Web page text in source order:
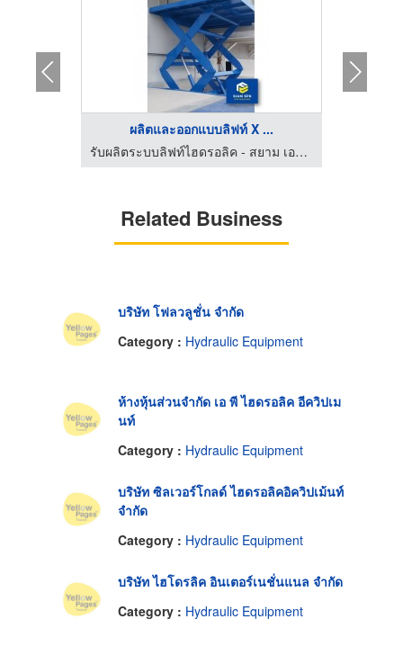
ผลิตและออกแบบลิฟท์ X ...
รับผลิตระบบลิฟท์ไฮดรอลิค - สยาม เอส พี เค เอ็นจิเนียริ่ง
Related Business
บริษัท โฟลวลูชั่น จำกัด
Category : Hydraulic Equipment
ห้างหุ้นส่วนจำกัด เอ พี ไฮดรอลิค อีควิปเม
นท์
Category : Hydraulic Equipment
บริษัท ซิลเวอร์โกลด์ ไฮดรอลิคอิควิปเม้นท์
จำกัด
Category : Hydraulic Equipment
บริษัท ไฮโดรลิค อินเตอร์เนชั่นแนล จำกัด
Category : Hydraulic Equipment